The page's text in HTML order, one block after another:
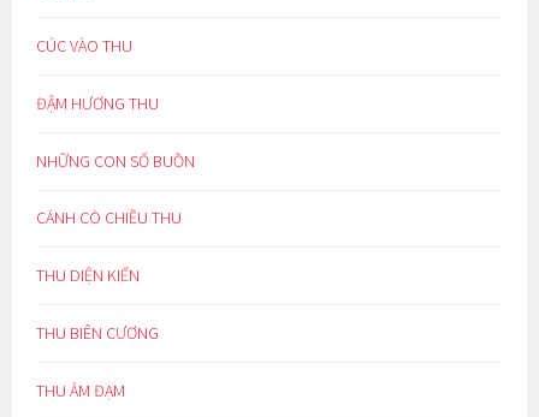
CÚC VÀO THU
ĐẬM HƯƠNG THU
NHỮNG CON SỐ BUỒN
CÁNH CÒ CHIỀU THU
THU DIỆN KIẾN
THU BIÊN CƯƠNG
THU ẢM ĐẠM